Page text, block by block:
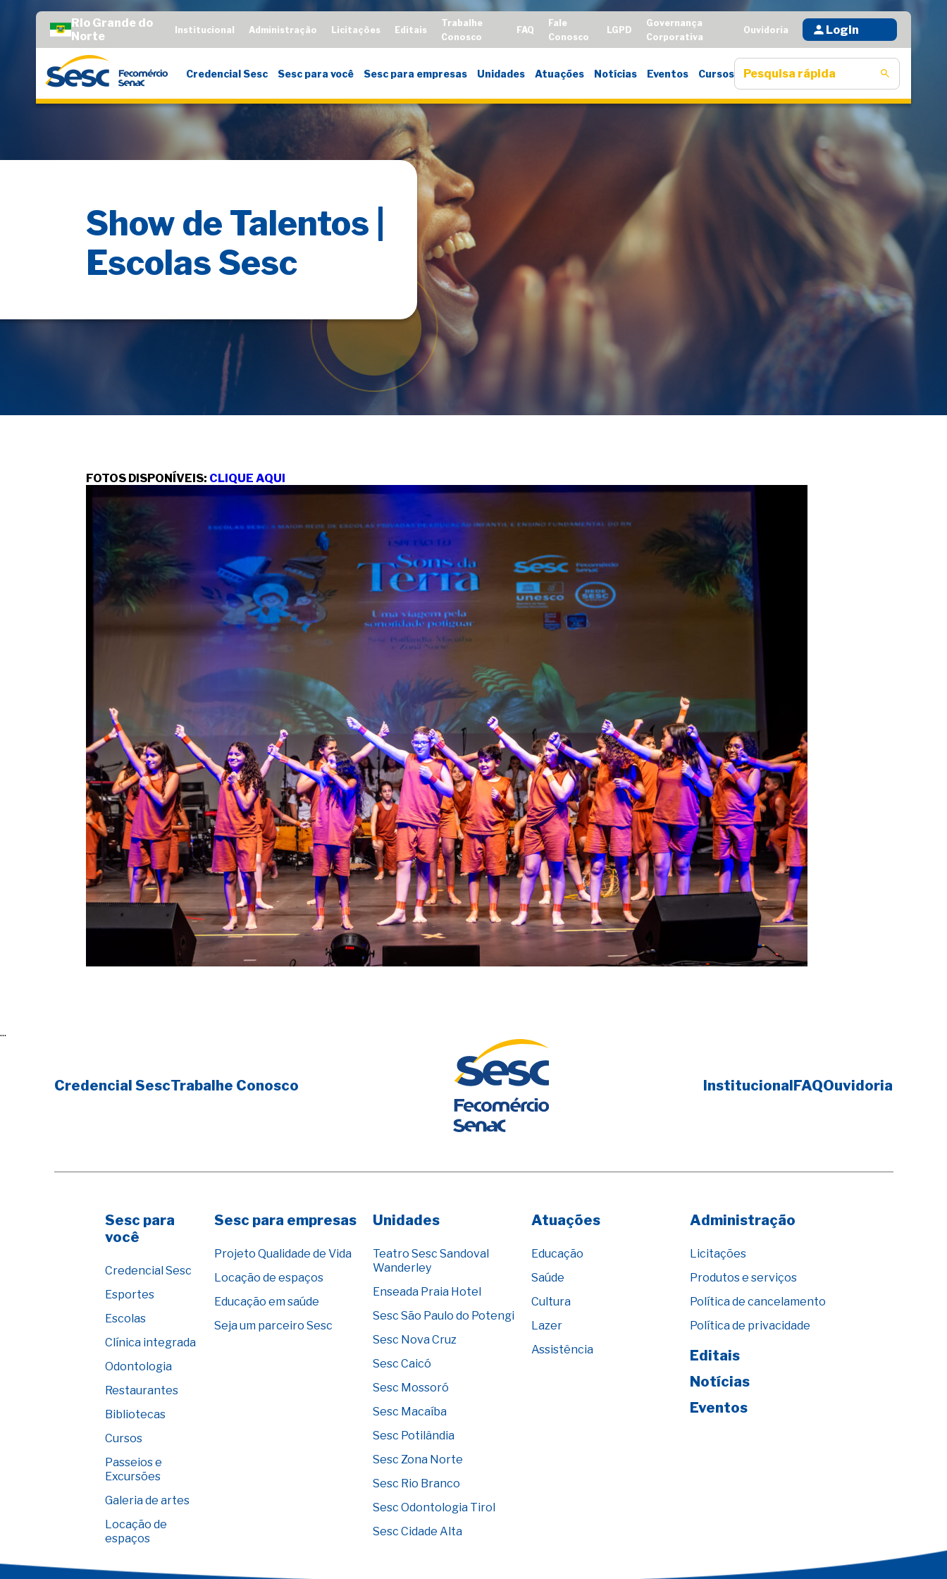
Rio Grande do
Norte
Institucional Administração Licitações Editais
Trabalhe
Conosco
FAQ
Fale
Conosco
LGPD
Governança
Corporativa
Ouvidoria Login
Credencial Sesc Sesc para você Sesc para empresas Unidades Atuações Notícias Eventos Cursos
Show de Talentos |
Escolas Sesc
FOTOS DISPONÍVEIS: CLIQUE AQUI
...
Credencial SescTrabalhe Conosco InstitucionalFAQOuvidoria
Sesc para
você
Credencial Sesc
Esportes
Escolas
Clínica integrada
Odontologia
Restaurantes
Bibliotecas
Cursos
Passeios e
Excursões
Galeria de artes
Locação de
espaços
Sesc para empresas
Projeto Qualidade de Vida
Locação de espaços
Educação em saúde
Seja um parceiro Sesc
Unidades
Teatro Sesc Sandoval
Wanderley
Enseada Praia Hotel
Sesc São Paulo do Potengi
Sesc Nova Cruz
Sesc Caicó
Sesc Mossoró
Sesc Macaíba
Sesc Potilândia
Sesc Zona Norte
Sesc Rio Branco
Sesc Odontologia Tirol
Sesc Cidade Alta
Atuações
Educação
Saúde
Cultura
Lazer
Assistência
Administração
Licitações
Produtos e serviços
Política de cancelamento
Política de privacidade
Editais
Notícias
Eventos